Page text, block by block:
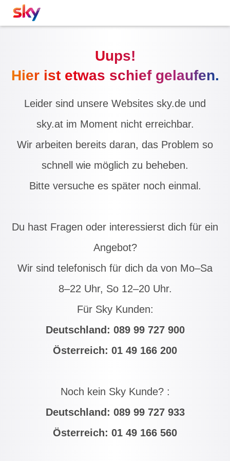
Uups!
Hier ist etwas schief gelaufen.
Leider sind unsere Websites sky.de und
sky.at im Moment nicht erreichbar.
Wir arbeiten bereits daran, das Problem so
schnell wie möglich zu beheben.
Bitte versuche es später noch einmal.
Du hast Fragen oder interessierst dich für ein
Angebot?
Wir sind telefonisch für dich da von Mo–Sa
8–22 Uhr, So 12–20 Uhr.
Für Sky Kunden:
Deutschland: 089 99 727 900
Österreich: 01 49 166 200
Noch kein Sky Kunde? :
Deutschland: 089 99 727 933
Österreich: 01 49 166 560